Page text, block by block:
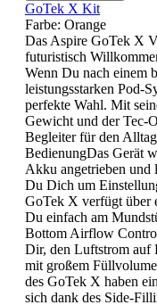
GoTek X Kit
Farbe: Orange
Das Aspire GoTek X
futuristisch
Wenn Du nach einem
leistungsstarken Pod-
perfekte Wahl. Mit
Gewicht und der Tec-
Begleiter für den
BedienungDas Gerät
Akku angetrieben und
Du Dich um
GoTek X verfügt über
Du einfach am
Bottom Airflow
Dir, den Luftstrom auf
mit großem
des GoTek X haben
sich dank des Side-